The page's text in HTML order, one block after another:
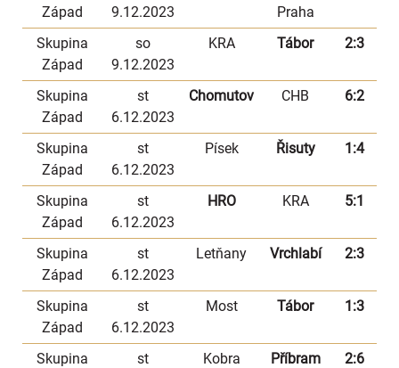
Západ
9.12.2023
Praha
Skupina
Západ
so
9.12.2023
KRA Tábor 2:3
Skupina
Západ
st
6.12.2023
Chomutov CHB 6:2
Skupina
Západ
st
6.12.2023
Písek Řisuty 1:4
Skupina
Západ
st
6.12.2023
HRO KRA 5:1
Skupina
Západ
st
6.12.2023
Letňany Vrchlabí 2:3
Skupina
Západ
st
6.12.2023
Most Tábor 1:3
Skupina
st
Kobra
Příbram 2:6